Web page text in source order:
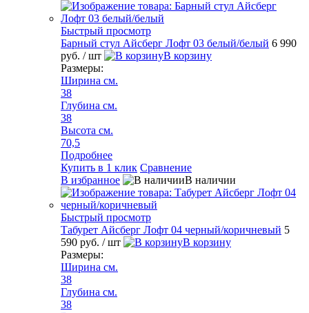
Быстрый просмотр
Барный стул Айсберг Лофт 03 белый/белый 6 990
руб. / шт
В корзину
Размеры:
Ширина см.
38
Глубина см.
38
Высота см.
70,5
Подробнее
Купить в 1 клик Сравнение
В избранное
В наличии
Быстрый просмотр
Табурет Айсберг Лофт 04 черный/коричневый 5
590 руб. / шт
В корзину
Размеры:
Ширина см.
38
Глубина см.
38